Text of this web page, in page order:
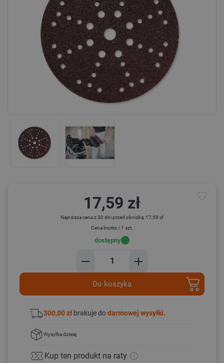
17,59 zł
Najniższa cena z 30 dni przed obniżką: 17,59 zł
Cena brutto / 1 szt.
dostępny
Do koszyka
300,00 zł brakuje dodarmowej wysyłki.
Wysyłkadzisiaj
Kup ten produkt na raty